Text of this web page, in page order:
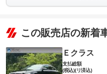
この販売店の新着
Ｅクラス
支払総額
(税込)(リ済込)